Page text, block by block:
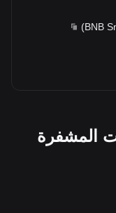
BNB
)
المشفرة